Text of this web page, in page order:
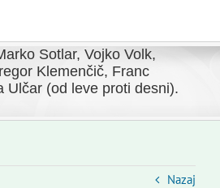
Sotlar, Vojko Volk,
Klemenčič, Franc
Ulčar (od leve proti desni).
Nazaj